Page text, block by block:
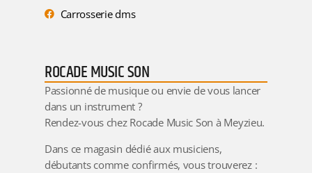
Carrosserie dms
ROCADE MUSIC SON
Passionné de musique ou envie de vous lancer
dans un instrument ?
Rendez-vous chez Rocade Music Son à Meyzieu.
Dans ce magasin dédié aux musiciens,
débutants comme confirmés, vous trouverez :